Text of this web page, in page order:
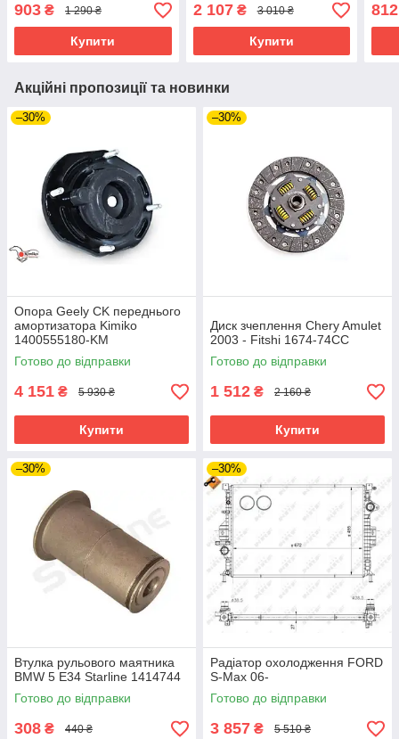
903 ₴ 1 290 ₴
Купити
2 107₴ 3 010 ₴
Купити
812
Акційні пропозиції та новинки
–30%
Опора Geely CK переднього
амортизатора Kimiko
1400555180-KM
Готово до відправки
4 151 ₴ 5 930 ₴
Купити
–30%
Диск зчеплення Chery Amulet
2003 - Fitshi 1674-74CC
Готово до відправки
1 512 ₴ 2 160 ₴
Купити
–30%
Втулка рульового маятника
BMW 5 E34 Starline 1414744
Готово до відправки
308 ₴ 440 ₴
–30%
Радіатор охолодження FORD
S-Max 06-
Готово до відправки
3 857 ₴ 5 510 ₴